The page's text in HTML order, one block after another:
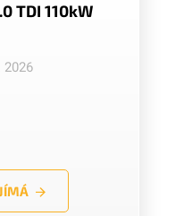
TDI 110kW
2026